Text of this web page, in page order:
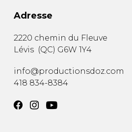
Adresse
2220 chemin du Fleuve
Lévis (QC) G6W 1Y4
info@productionsdoz.com
418 834-8384